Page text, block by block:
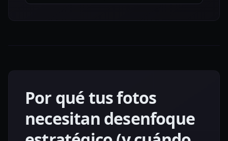
Por qué tus fotos
necesitan desenfoque